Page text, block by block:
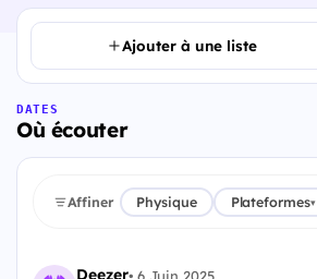
Ajouter à une liste
DATES
Où écouter
Affiner Physique Plateformes▾
Deezer•6 Juin 2025